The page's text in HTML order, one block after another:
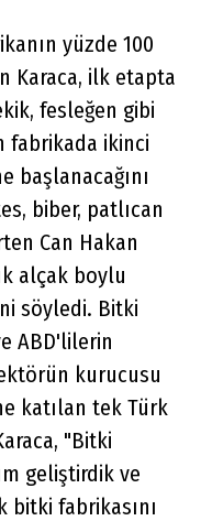
yüzde 100
Karaca, ilk etapta
fesleğen gibi
fabrikada ikinci
başlanacağını
biber, patlıcan
Can Hakan
alçak boylu
söyledi. Bitki
ABD'lilerin
kurucusu
katılan tek Türk
"Bitki
geliştirdik ve
bitki fabrikasını